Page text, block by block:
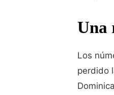
Una
Los
perdido